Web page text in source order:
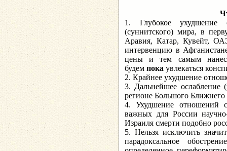
1. Глубокое ухудшение
(суннитского) мира, в
Аравия, Катар, Кувейт,
интервенцию в
цены и тем самым
будем пока увлекаться
2. Крайнее ухудшение
3. Дальнейшее
регионе Большого Ближнего
4. Ухудшение отношений
важных для России
Израиля смерти подобно
5. Нельзя исключить
парадоксальное